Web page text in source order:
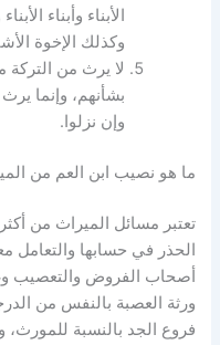
الأبناء وأبناء
وكذلك الإخوة
لا يرث من التركة
بشأنهم، وإنما
وإن نزلوا.
ما هو نصيب ابن العم من
تعتبر مسائل الميراث من
الحذر في حسابها والتعامل
أصحاب الفروض والتعصيب
ورثة العصبة بالنفس من
فروع الجد بالنسبة